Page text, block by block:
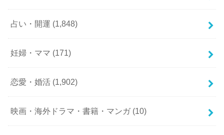
占い・開運 (1,848)
妊婦・ママ (171)
恋愛・婚活 (1,902)
映画・海外ドラマ・書籍・マンガ (10)